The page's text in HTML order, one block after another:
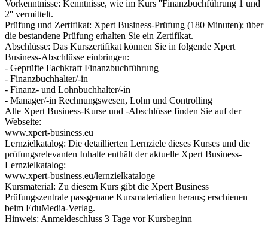
Vorkenntnisse: Kenntnisse, wie im Kurs ''Finanzbuchführung 1 und
2'' vermittelt.
Prüfung und Zertifikat: Xpert Business-Prüfung (180 Minuten); über
die bestandene Prüfung erhalten Sie ein Zertifikat.
Abschlüsse: Das Kurszertifikat können Sie in folgende Xpert
Business-Abschlüsse einbringen:
- Geprüfte Fachkraft Finanzbuchführung
- Finanzbuchhalter/-in
- Finanz- und Lohnbuchhalter/-in
- Manager/-in Rechnungswesen, Lohn und Controlling
Alle Xpert Business-Kurse und -Abschlüsse finden Sie auf der
Webseite:
www.xpert-business.eu
Lernzielkatalog: Die detaillierten Lernziele dieses Kurses und die
prüfungsrelevanten Inhalte enthält der aktuelle Xpert Business-
Lernzielkatalog:
www.xpert-business.eu/lernzielkataloge
Kursmaterial: Zu diesem Kurs gibt die Xpert Business
Prüfungszentrale passgenaue Kursmaterialien heraus; erschienen
beim EduMedia-Verlag.
Hinweis: Anmeldeschluss 3 Tage vor Kursbeginn